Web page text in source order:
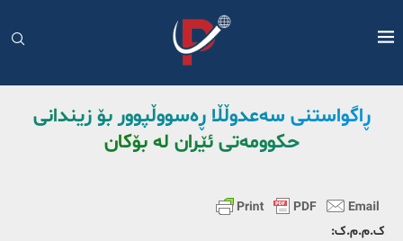
ڕاگواستنی سەعدوڵڵا ڕەسووڵپوور بۆ زیندانی
حکوومەتی ئێران لە بۆکان
ک.م.م.ک: